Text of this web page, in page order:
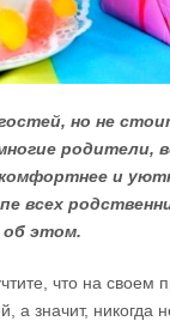
но не
родители,
и
всех
об этом.
что на своем
а значит, никогда